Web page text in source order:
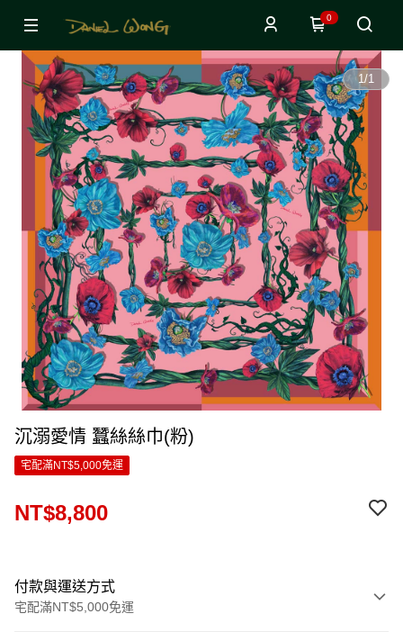
0
1/1
沉溺愛情 蠶絲絲巾(粉)
宅配滿NT$5,000免運
NT$8,800
付款與運送方式
宅配滿NT$5,000免運